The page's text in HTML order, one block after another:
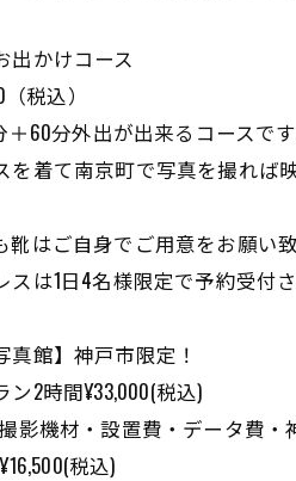
出かけコース
税込）
60分外出が出来るコースです
を着て南京町で写真を撮れば
はご自身でご用意をお願い致
は1日4名様限定で予約受付さ
真館】神戸市限定！
2時間¥33,000(税込)
影機材・設置費・データ費・
税込)